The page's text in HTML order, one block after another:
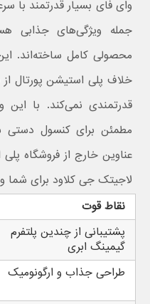
قدرتمندی نمی‌کند. با
مطمئن برای کنسول دستی
عناوین خارج از فروشگاه
لاجیتک جی کلاود برای
نقاط قوت
پشتیبانی از چندین پلتفرم
گیمینگ ابری
طراحی جذاب و ارگونومیک